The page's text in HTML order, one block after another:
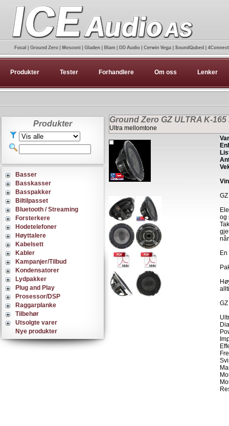
Produkter Tester Forhandlere Om oss Lenker
Produkter
Basser
Basskasser
Basspakker
Biltilpasset
Bluetooth / Streaming
Forsterkere
Hodetelefoner
Høyttalere
Kabelsett
Kabler
Kampanjer/Tilbud
Kondensatorer
Lydpakker
Plug and Play
Prosessor/DSP
Raggarplanke
Tilbehør
Utsolgte varer
Nye produkter
Ground Zero GZ ULTRA K-165
Ultra mellomtone
og